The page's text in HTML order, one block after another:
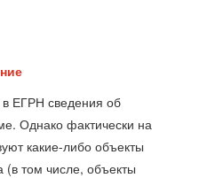
ЕГРН сведения об
Однако фактически на
какие-либо объекты
(в том числе, объекты